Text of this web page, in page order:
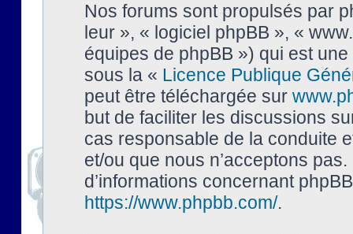
Nos forums sont propulsés par
leur », « logiciel phpBB », «
équipes de phpBB ») qui est
sous la « Licence Publique
peut être téléchargée sur
but de faciliter les discussions
cas responsable de la conduite
et/ou que nous n’acceptons
d’informations concernant
https://www.phpbb.com/.